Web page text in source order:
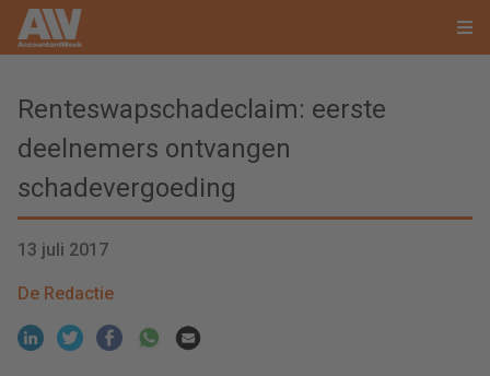
Renteswapschadeclaim: eerste
deelnemers ontvangen
schadevergoeding
13 juli 2017
De Redactie